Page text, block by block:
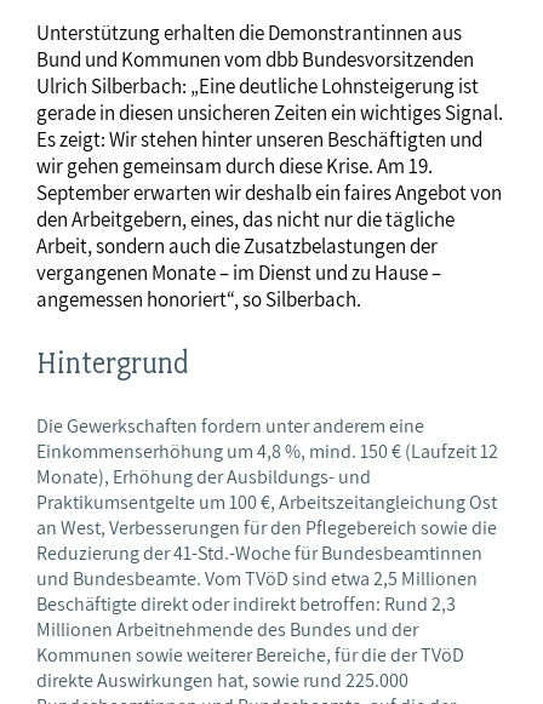
Unterstützung erhalten die Demonstrantinnen aus
Bund und Kommunen vom dbb Bundesvorsitzenden
Ulrich Silberbach: „Eine deutliche Lohnsteigerung ist
gerade in diesen unsicheren Zeiten ein wichtiges Signal.
Es zeigt: Wir stehen hinter unseren Beschäftigten und
wir gehen gemeinsam durch diese Krise. Am 19.
September erwarten wir deshalb ein faires Angebot von
den Arbeitgebern, eines, das nicht nur die tägliche
Arbeit, sondern auch die Zusatzbelastungen der
vergangenen Monate – im Dienst und zu Hause –
angemessen honoriert“, so Silberbach.
Hintergrund
Die Gewerkschaften fordern unter anderem eine
Einkommenserhöhung um 4,8 %, mind. 150 € (Laufzeit 12
Monate), Erhöhung der Ausbildungs- und
Praktikumsentgelte um 100 €, Arbeitszeitangleichung Ost
an West, Verbesserungen für den Pflegebereich sowie die
Reduzierung der 41-Std.-Woche für Bundesbeamtinnen
und Bundesbeamte. Vom TVöD sind etwa 2,5 Millionen
Beschäftigte direkt oder indirekt betroffen: Rund 2,3
Millionen Arbeitnehmende des Bundes und der
Kommunen sowie weiterer Bereiche, für die der TVöD
direkte Auswirkungen hat, sowie rund 225.000